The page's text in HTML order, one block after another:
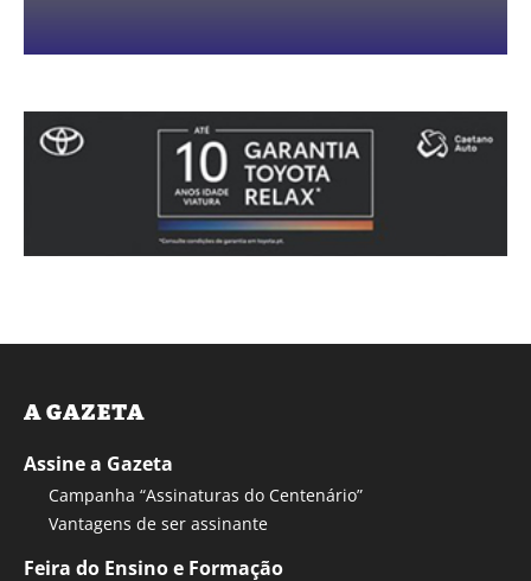
A GAZETA
Assine a Gazeta
Campanha “Assinaturas do Centenário”
Vantagens de ser assinante
Feira do Ensino e Formação